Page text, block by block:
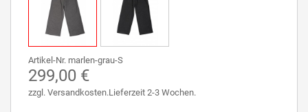
Artikel-Nr. marlen-grau-S
299,00 €
zzgl. Versandkosten.Lieferzeit 2-3 Wochen.